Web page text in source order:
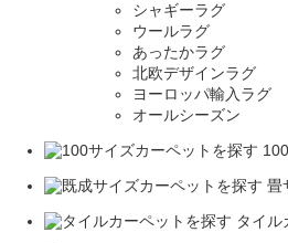
シャギーラグ
ウールラグ
あったかラグ
北欧デザインラグ
ヨーロッパ輸入ラグ
オールシーズン
畳
タイル